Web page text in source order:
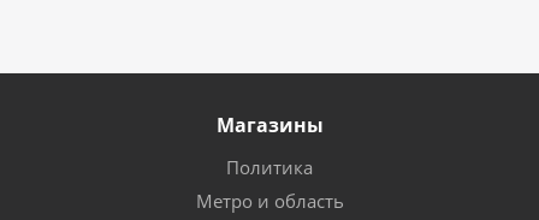
Магазины
Политика
Метро и область